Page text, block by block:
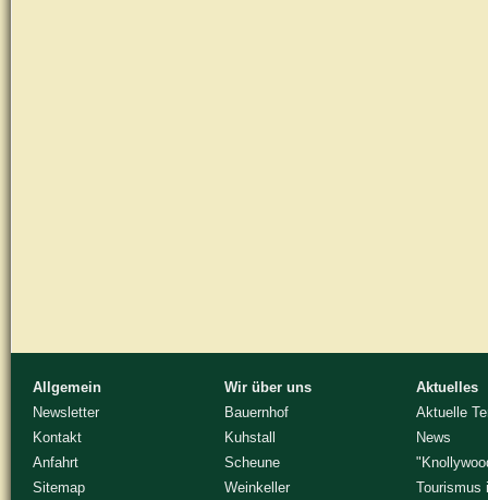
Allgemein
Newsletter
Kontakt
Anfahrt
Sitemap
Wir über uns
Bauernhof
Kuhstall
Scheune
Weinkeller
Aktuelles
Aktuelle
News
Tourismus